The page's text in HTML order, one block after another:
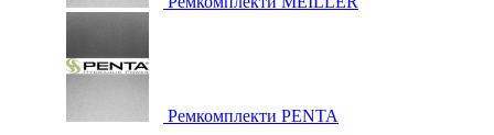
Ремкомплекти PENTA